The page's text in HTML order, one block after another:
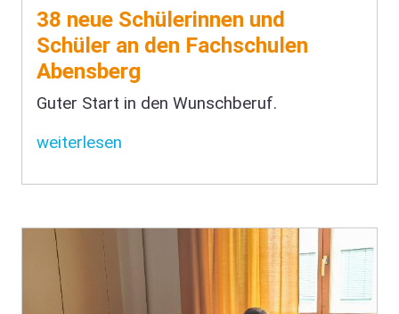
38 neue Schülerinnen und
Schüler an den Fachschulen
Abensberg
Guter Start in den Wunschberuf.
weiterlesen